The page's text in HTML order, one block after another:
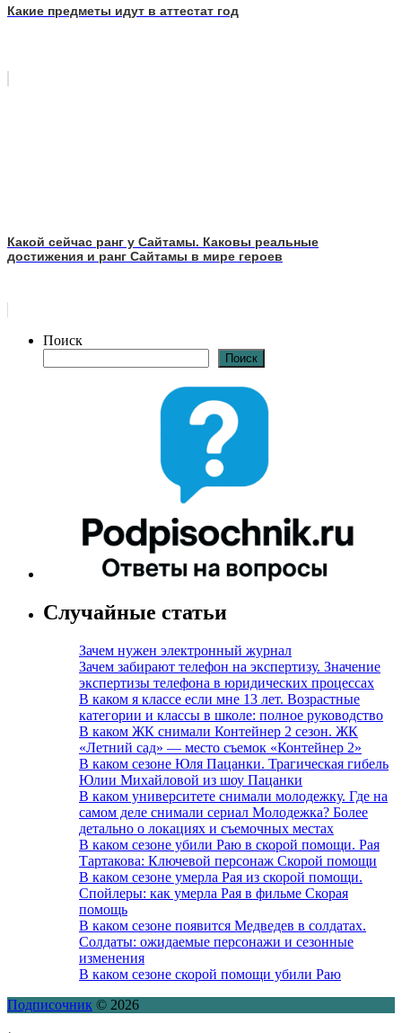
Какие предметы идут в аттестат год
Какой сейчас ранг у Сайтамы. Каковы реальные
достижения и ранг Сайтамы в мире героев
Поиск
Поиск
Случайные статьи
Зачем нужен электронный журнал
Зачем забирают телефон на экспертизу. Значение
экспертизы телефона в юридических процессах
В каком я классе если мне 13 лет. Возрастные
категории и классы в школе: полное руководство
В каком ЖК снимали Контейнер 2 сезон. ЖК
«Летний сад» — место съемок «Контейнер 2»
В каком сезоне Юля Пацанки. Трагическая гибель
Юлии Михайловой из шоу Пацанки
В каком университете снимали молодежку. Где на
самом деле снимали сериал Молодежка? Более
детально о локациях и съемочных местах
В каком сезоне убили Раю в скорой помощи. Рая
Тартакова: Ключевой персонаж Скорой помощи
В каком сезоне умерла Рая из скорой помощи.
Спойлеры: как умерла Рая в фильме Скорая
помощь
В каком сезоне появится Медведев в солдатах.
Солдаты: ожидаемые персонажи и сезонные
изменения
В каком сезоне скорой помощи убили Раю
Подписочник © 2026